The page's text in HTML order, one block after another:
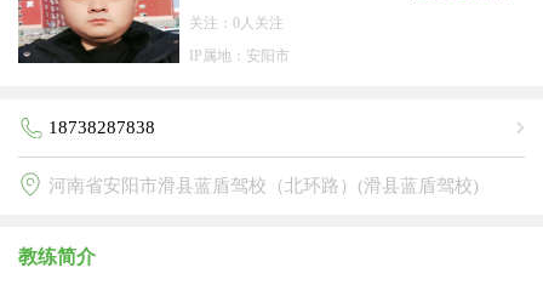
关注：0人关注
IP属地：安阳市
18738287838
河南省安阳市滑县蓝盾驾校（北环路）(滑县蓝盾驾校)
教练简介